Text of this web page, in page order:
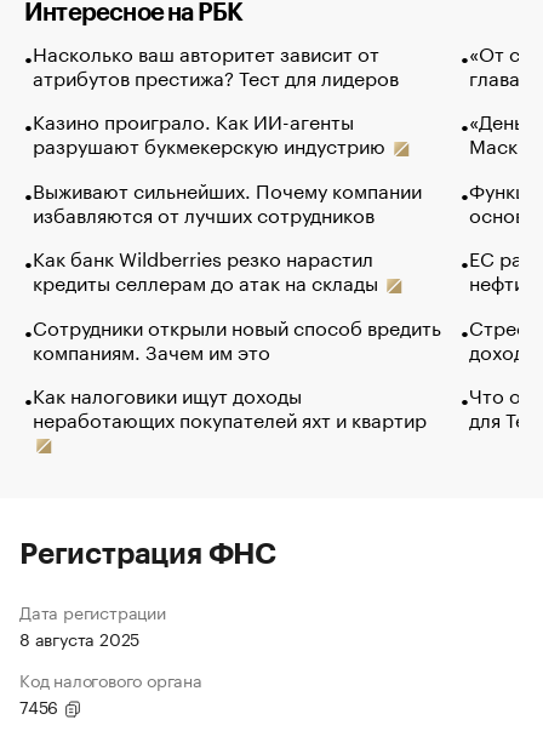
Интересное на РБК
Насколько ваш авторитет зависит от
атрибутов престижа? Тест для лидеров
Казино проиграло. Как ИИ-агенты
разрушают букмекерскую индустрию
Выживают сильнейших. Почему компании
избавляются от лучших сотрудников
Как банк Wildberries резко нарастил
кредиты селлерам до атак на склады
Сотрудники открыли новый способ вредить
компаниям. Зачем им это
Как налоговики ищут доходы
неработающих покупателей яхт и квартир
«От
глава
Маск в
основ
ЕС
нефти
Что
для
Регистрация ФНС
Дата регистрации
8 августа 2025
Код налогового органа
7456